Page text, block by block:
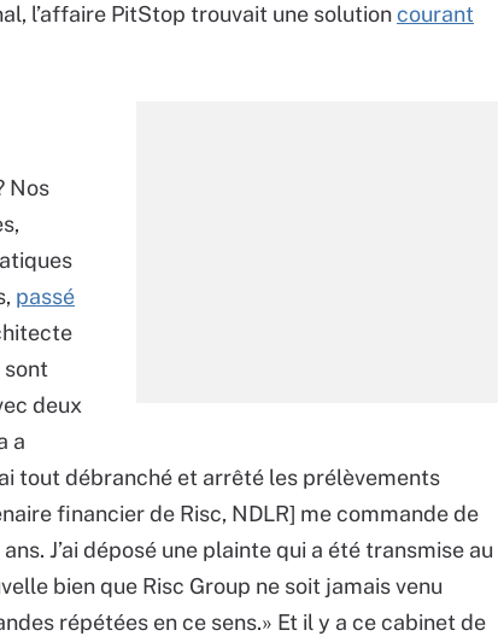
l’affaire PitStop trouvait une solutioncourant
Nos
passé
sont
deux
a
tout débranché et arrêté les prélèvements
financier de Risc, NDLR] me commande de
J’ai déposé une plainte qui a été transmise au
bien que Risc Group ne soit jamais venu
répétées en ce sens.» Et il y a ce cabinet de